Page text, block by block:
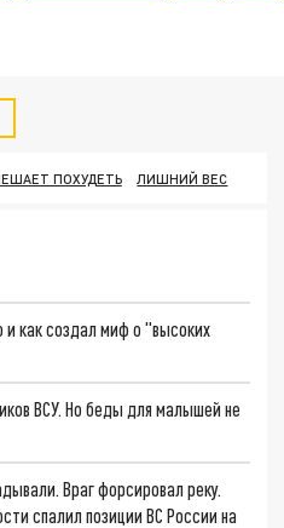
ПОХУДЕТЬ ЛИШНИЙ ВЕС
как создал миф о "высоких
ВСУ. Но беды для малышей не
Враг форсировал реку.
спалил позиции ВС России на